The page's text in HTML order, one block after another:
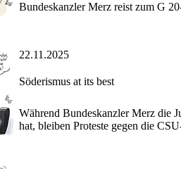
Bundeskanzler Merz reist zum G
22.11.2025
Söderismus at its best
Während Bundeskanzler Merz die
hat, bleiben Proteste gegen die